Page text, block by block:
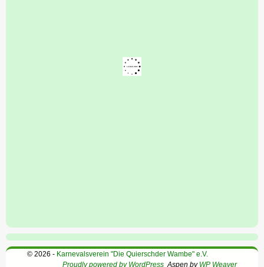
© 2026 - Karnevalsverein "Die Quierschder Wambe" e.V.
Proudly powered by WordPress Aspen by WP Weaver